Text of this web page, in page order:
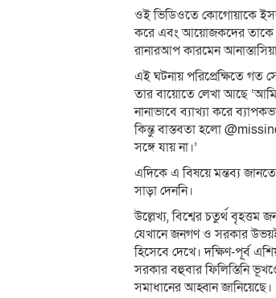
ওই ভিডিওতে কোগোয়াকে
করে এবং আয়োজকদের তাকে
রানারআপ কারমেন
এই ঘটনায় পরিপ্রেক্ষিতে গত
তার বায়োতে লেখা আছে
নানাভাবে ব্যাখ্যা করে
কিন্তু বাস্তবতা হলো
সঙ্গে যায় না।’
এদিকে এ বিষয়ে মন্তব্য
সাড়া দেননি।
উল্লেখ্য, বিশ্বের চতুর্থ বৃহত্তম
যেখানে জনগণ ও সরকার উভয়ই
হিসেবে দেখে। দক্ষিণ-পূর্ব
সরকার বহুবার ফিলিস্তিনি
সমাধানের আহ্বান জানিয়েছে।